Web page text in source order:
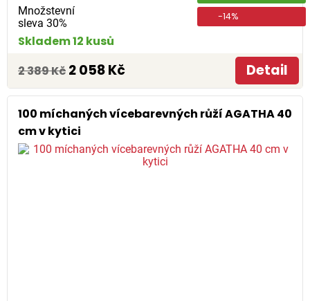
Množstevní
sleva 30%
-14%
Skladem 12 kusů
2 389 Kč 2 058 Kč Detail
100 míchaných vícebarevných růží AGATHA 40
cm v kytici